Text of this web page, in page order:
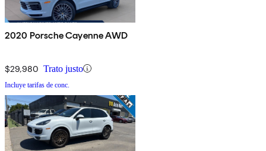
2020 Porsche Cayenne AWD
$29,980 Trato justo
Incluye tarifas de conc.